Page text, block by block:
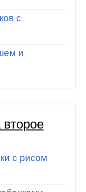
с
и
с рисом